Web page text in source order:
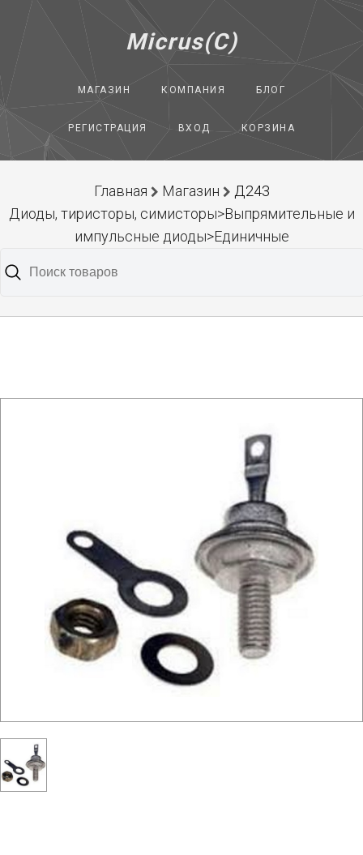
Micrus(C)
МАГАЗИН КОМПАНИЯ БЛОГ
РЕГИСТРАЦИЯ ВХОД КОРЗИНА
Главная Магазин
Д243
Диоды, тиристоры, симисторы>Выпрямительные и
импульсные диоды>Единичные